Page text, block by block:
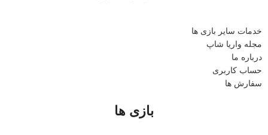
خدمات سایر بازی ها
مجله واریا شاپ
درباره ما
حساب کاربری
سفارش ها
بازی ها